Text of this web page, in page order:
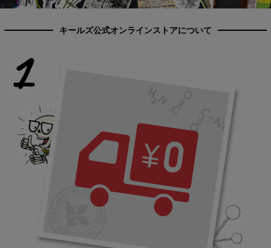
キールズ公式オンラインストアについて